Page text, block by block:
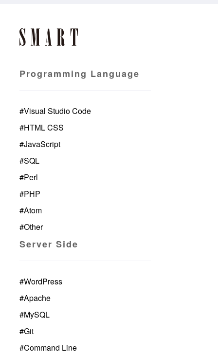
Programming Language
#Visual Studio Code
#HTML CSS
#JavaScript
#SQL
#Perl
#PHP
#Atom
#Other
Server Side
#WordPress
#Apache
#MySQL
#Git
#Command Line